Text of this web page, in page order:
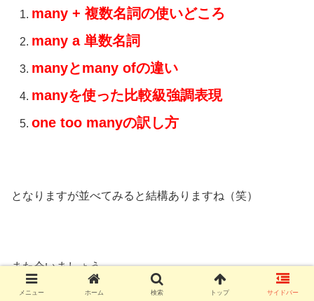
many + 複数名詞の使いどころ
many a 単数名詞
manyとmany ofの違い
manyを使った比較級強調表現
one too manyの訳し方
となりますが並べてみると結構ありますね（笑）
また会いましょう。
メニュー ホーム 検索 トップ サイドバー